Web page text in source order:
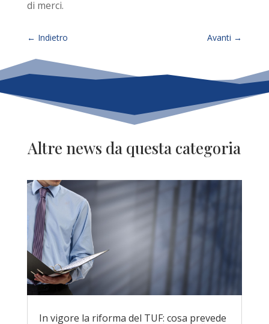
di merci.
← Indietro Avanti →
Altre news da questa categoria
In vigore la riforma del TUF: cosa prevede